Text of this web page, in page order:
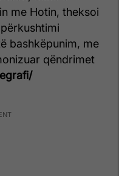
me Hotin, theksoi
bashkëpunim, me
qëndrimet